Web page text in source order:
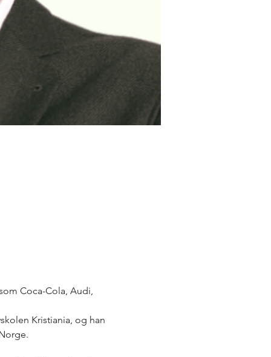
Coca-Cola, Audi,
Kristiania, og han